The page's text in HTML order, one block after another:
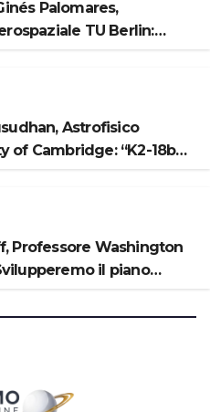
Palomares,
TU Berlin:
Astrofisico
of Cambridge: “K2-18b
Professore Washington
il piano